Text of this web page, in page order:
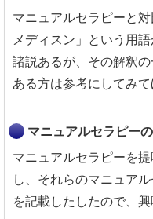
マニュアルセラピーと
メディスン」という用
諸説あるが、その解釈
ある方は参考にしてみて
マニュアルセラピー
マニュアルセラピーを
し、それらのマニュア
を記載したしたので、